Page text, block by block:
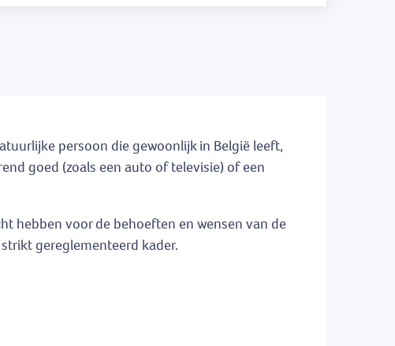
persoon die gewoonlijk in België leeft,
goed (zoals een auto of televisie) of een
hebben voor de behoeften en wensen van de
gereglementeerd kader.